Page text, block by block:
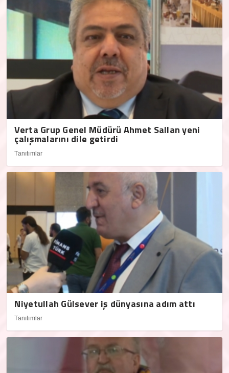
Verta Grup Genel Müdürü Ahmet Sallan yeni
çalışmalarını dile getirdi
Tanıtımlar
Niyetullah Gülsever iş dünyasına adım attı
Tanıtımlar